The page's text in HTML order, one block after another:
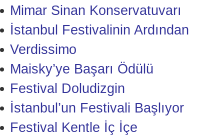
Mimar Sinan Konservatuvarı
İstanbul Festivalinin Ardından
Verdissimo
Maisky’ye Başarı Ödülü
Festival Doludizgin
İstanbul’un Festivali Başlıyor
Festival Kentle İç İçe